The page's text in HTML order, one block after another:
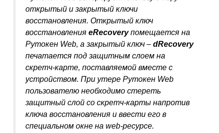
открытый и закрытый ключи
восстановления. Открытый ключ
восстановления eRecoveryпомещается на
Рутокен Web, а закрытый ключ – dRecovery
печатается под защитным слоем на
скретч-карте, поставляемой вместе с
устройством. При утере Рутокен Web
пользователю необходимо стереть
защитный слой со скретч-карты напротив
ключа восстановления и ввести его в
специальном окне на web-ресурсе.